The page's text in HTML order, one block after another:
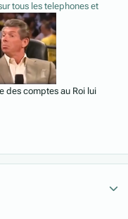
tous les telephones et
des comptes au Roi lui